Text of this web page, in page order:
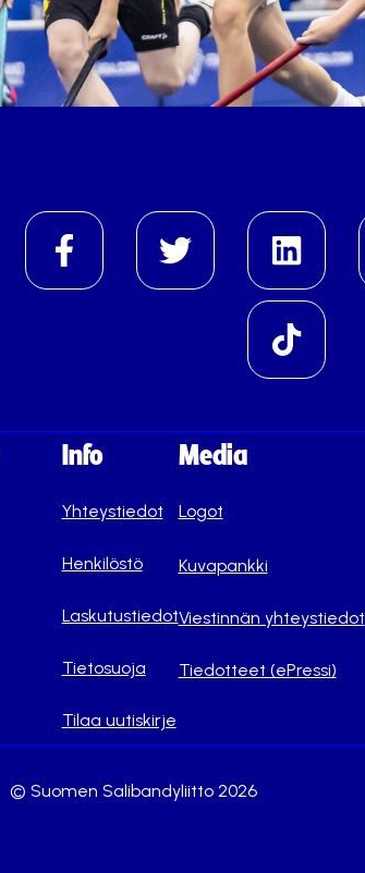
Info
Yhteystiedot
Henkilöstö
Laskutustiedot
Tietosuoja
Tilaa uutiskirje
Media
Logot
Kuvapankki
Viestinnän yhteystiedot
Tiedotteet (ePressi)
© Suomen Salibandyliitto 2026